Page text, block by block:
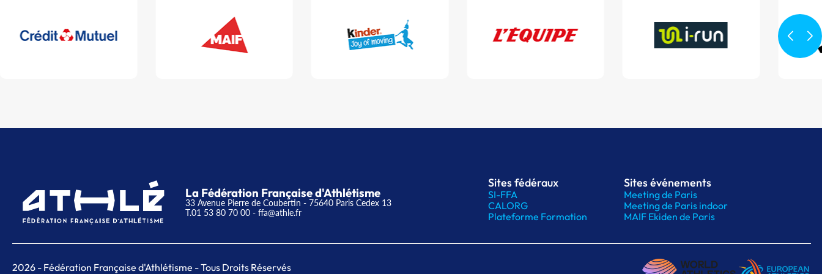
La Fédération Française d'Athlétisme
33 Avenue Pierre de Coubertin - 75640 Paris Cedex 13
T.01 53 80 70 00 - ffa@athle.fr
Sites fédéraux
SI-FFA
CALORG
Plateforme Formation
Sites événements
Meeting de Paris
Meeting de Paris indoor
MAIF Ekiden de Paris
2026 - Fédération Française d'Athlétisme - Tous Droits Réservés